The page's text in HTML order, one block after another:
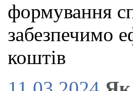
формування
забезпечимо
коштів